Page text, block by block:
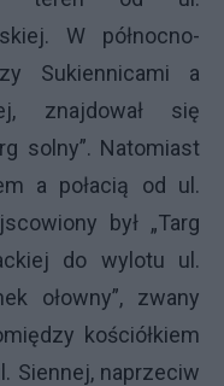
W północno-
Sukiennicami a
znajdował się
solny”. Natomiast
a połacią od ul.
był „Targ
do wylotu ul.
ołowny”, zwany
kościółkiem
Siennej, naprzeciw